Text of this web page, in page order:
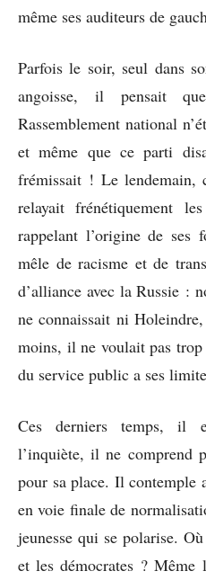
même ses auditeurs de
Parfois le soir, seul dans
angoisse, il pensait
Rassemblement national
et même que ce parti
frémissait ! Le lendemain,
relayait frénétiquement
rappelant l’origine de ses
mêle de racisme et de
d’alliance avec la Russie :
ne connaissait ni
moins, il ne voulait pas
du service public a ses
Ces derniers temps, il
l’inquiète, il ne comprend
pour sa place. Il contemple
en voie finale de
jeunesse qui se polarise.
et les démocrates ?